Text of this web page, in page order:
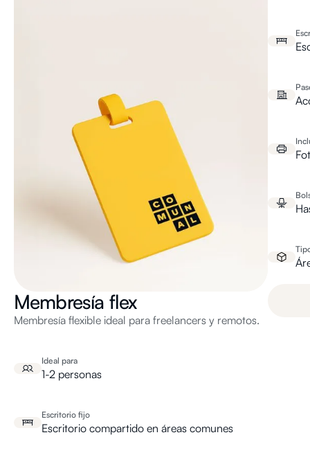
Membresía flex
Membresía flexible ideal para freelancers y remotos.
Ideal para
1-2 personas
Escritorio fijo
Escritorio compartido en áreas comunes